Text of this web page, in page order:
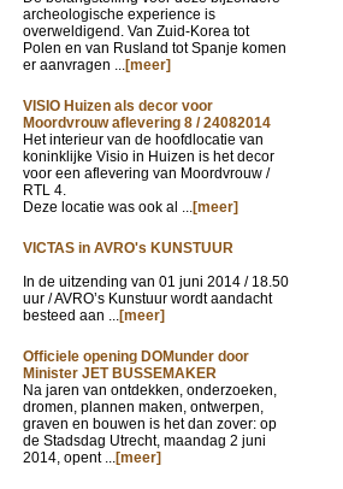
archeologische experience is
overweldigend. Van Zuid-Korea tot
Polen en van Rusland tot Spanje komen
er aanvragen ...[meer]
VISIO Huizen als decor voor
Moordvrouw aflevering 8 / 24082014
Het interieur van de hoofdlocatie van
koninklijke Visio in Huizen is het decor
voor een aflevering van Moordvrouw /
RTL 4.
Deze locatie was ook al ...[meer]
VICTAS in AVRO's KUNSTUUR
In de uitzending van 01 juni 2014 / 18.50
uur / AVRO’s Kunstuur wordt aandacht
besteed aan ...[meer]
Officiele opening DOMunder door
Minister JET BUSSEMAKER
Na jaren van ontdekken, onderzoeken,
dromen, plannen maken, ontwerpen,
graven en bouwen is het dan zover: op
de Stadsdag Utrecht, maandag 2 juni
2014, opent ...[meer]